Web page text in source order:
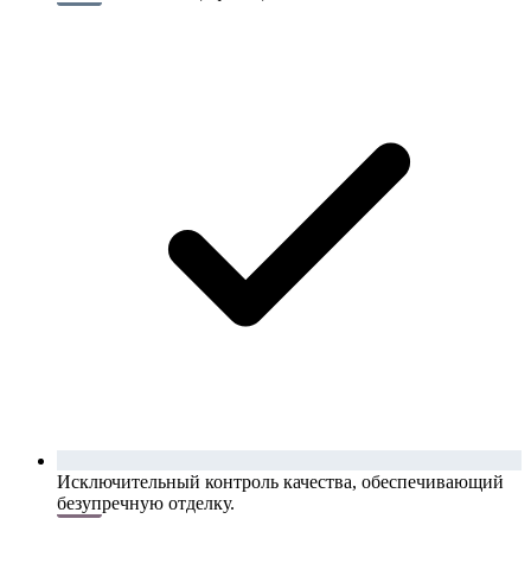
Исключительный контроль качества, обеспечивающий
безупречную отделку.